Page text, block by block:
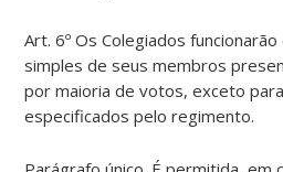
Art. 6º Os Colegiados
simples de seus membros
por maioria de votos, exceto
especificados pelo regimento.